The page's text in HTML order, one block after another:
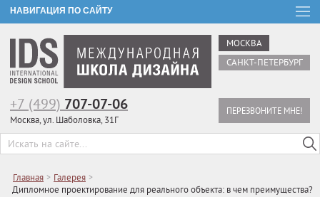
НАВИГАЦИЯ ПО САЙТУ
МОСКВА
САНКТ-ПЕТЕРБУРГ
ПЕРЕЗВОНИТЕ МНЕ!
+7 (499) 707-07-06
Москва, ул. Шаболовка, 31Г
Главная > Галерея >
Дипломное проектирование для реального объекта: в чем преимущества?